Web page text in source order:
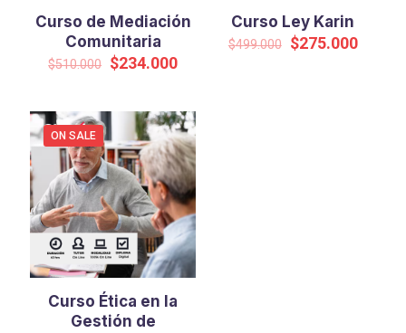
Curso de Mediación
Comunitaria
$510.000 Original
$510.000.
$234.000Current
$234.000.
Curso Ley Karin
$499.000 Original
$275.000
ON SALE
Curso Ética en la
Gestión de